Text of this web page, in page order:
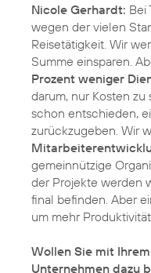
Nicole Gerhardt: Bei
wegen der vielen
Reisetätigkeit. Wir
Summe einsparen.
Prozent weniger
darum, nur Kosten zu
schon entschieden,
zurückzugeben. Wir
gemeinnützige
der Projekte werden
final befinden. Aber
um mehr
Wollen Sie mit
Unternehmen dazu